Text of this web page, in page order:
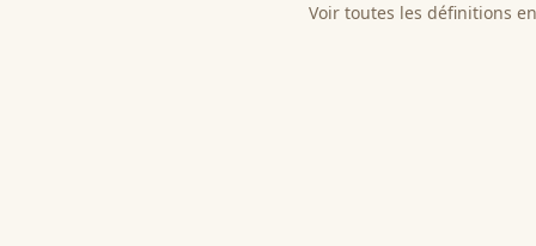
Voir toutes les définitions en